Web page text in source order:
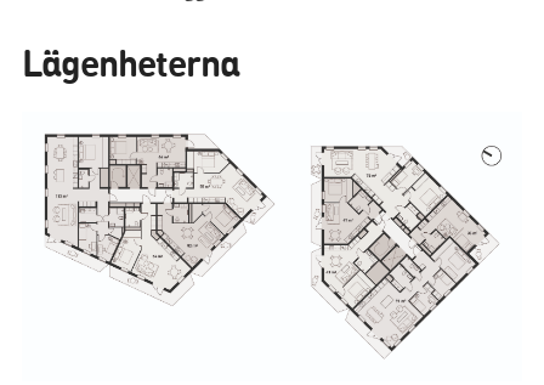
Lägenheterna